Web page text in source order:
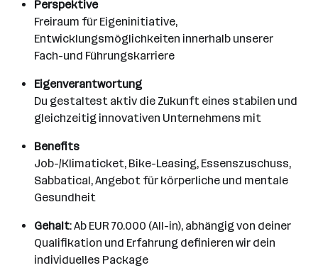
Perspektive
Freiraum für Eigeninitiative,
Entwicklungsmöglichkeiten innerhalb unserer
Fach-und Führungskarriere
Eigenverantwortung
Du gestaltest aktiv die Zukunft eines stabilen und
gleichzeitig innovativen Unternehmens mit
Benefits
Job-/Klimaticket, Bike-Leasing, Essenszuschuss,
Sabbatical, Angebot für körperliche und mentale
Gesundheit
Gehalt: Ab EUR 70.000 (All-in), abhängig von deiner
Qualifikation und Erfahrung definieren wir dein
individuelles Package